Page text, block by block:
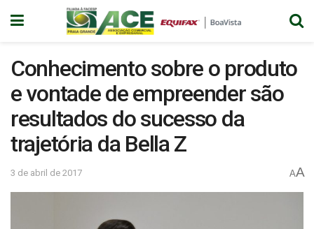
Conhecimento sobre o produto
e vontade de empreender são
resultados do sucesso da
trajetória da Bella Z
3 de abril de 2017 AA